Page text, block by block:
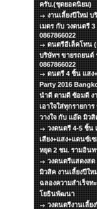
ครับ.(ชุดยอดนิยม)
งานเลี้ยงปีใหม่
เมตร กับ วงดนตรี
0867866022
ดนตรีอีเล็คโทน (
บริษัทฯ ขายรถยนต์
0867866022
ดนตรี 4 ชิ้น แสง
Party 2016
นำดี ตามดี ซ้อมดี ง
เอาใจใส่ทุกรายก
วางใจ กับ แอ๊ด มิว
วงดนตรี 4-5 ชิ้น
เสียง+แสง+แดนซ์เ
หยุด 2 ชม. รามอินท
วงดนตรีแสดงส
มิวสิค งานเลี้ยงปีใ
ฉลองความสำเร็จ
โยธินพัฒนา
วงดนตรีงานเลี้ย